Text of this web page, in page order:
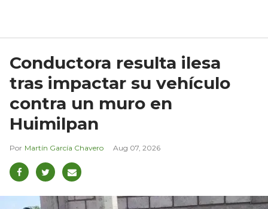
Conductora resulta ilesa
tras impactar su vehículo
contra un muro en
Huimilpan
Martín García Chavero Aug 07, 2026